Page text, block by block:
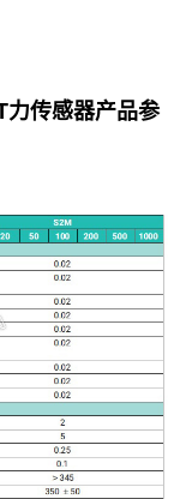
力传感器产品参